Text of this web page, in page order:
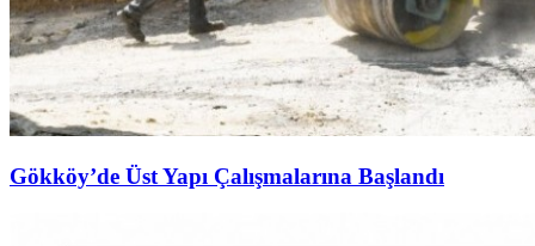
Gökköy’de Üst Yapı Çalışmalarına Başlandı